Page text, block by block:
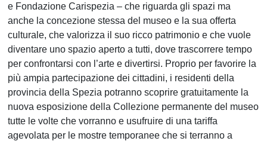
e Fondazione Carispezia – che riguarda gli spazi ma
anche la concezione stessa del museo e la sua offerta
culturale, che valorizza il suo ricco patrimonio e che vuole
diventare uno spazio aperto a tutti, dove trascorrere tempo
per confrontarsi con l’arte e divertirsi. Proprio per favorire la
più ampia partecipazione dei cittadini, i residenti della
provincia della Spezia potranno scoprire gratuitamente la
nuova esposizione della Collezione permanente del museo
tutte le volte che vorranno e usufruire di una tariffa
agevolata per le mostre temporanee che si terranno a